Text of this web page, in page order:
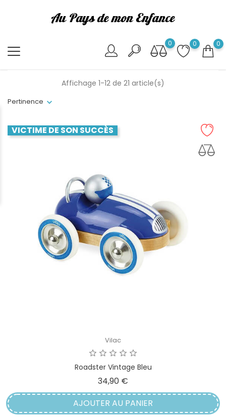
0
0
0
Pertinence
Affichage 1-12 de 21 article(s)
VICTIME DE SON SUCCÈS
Vilac
Roadster Vintage Bleu
34,90 €
AJOUTER AU PANIER